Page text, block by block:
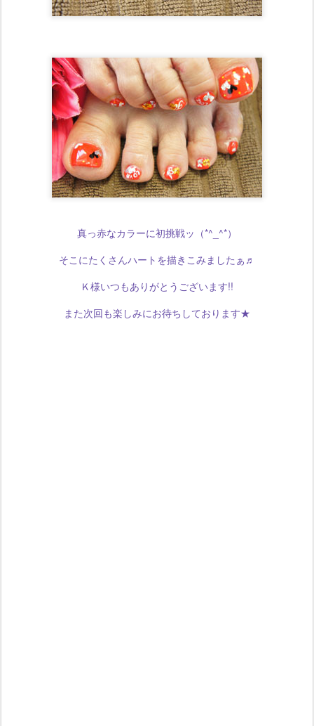
真っ赤なカラーに初挑戦ッ（*^_^*）
そこにたくさんハートを描きこみましたぁ♬
Ｋ様いつもありがとうございます!!
また次回も楽しみにお待ちしております★